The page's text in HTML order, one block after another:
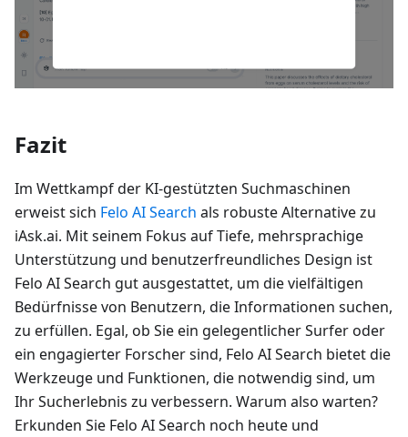
Fazit
Im Wettkampf der KI-gestützten Suchmaschinen
erweist sich Felo AI Search als robuste Alternative zu
iAsk.ai. Mit seinem Fokus auf Tiefe, mehrsprachige
Unterstützung und benutzerfreundliches Design ist
Felo AI Search gut ausgestattet, um die vielfältigen
Bedürfnisse von Benutzern, die Informationen suchen,
zu erfüllen. Egal, ob Sie ein gelegentlicher Surfer oder
ein engagierter Forscher sind, Felo AI Search bietet die
Werkzeuge und Funktionen, die notwendig sind, um
Ihr Sucherlebnis zu verbessern. Warum also warten?
Erkunden Sie Felo AI Search noch heute und